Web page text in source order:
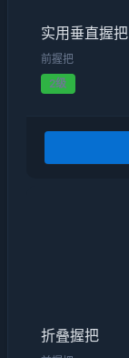
实用垂直握把
前握把
2级
折叠握把